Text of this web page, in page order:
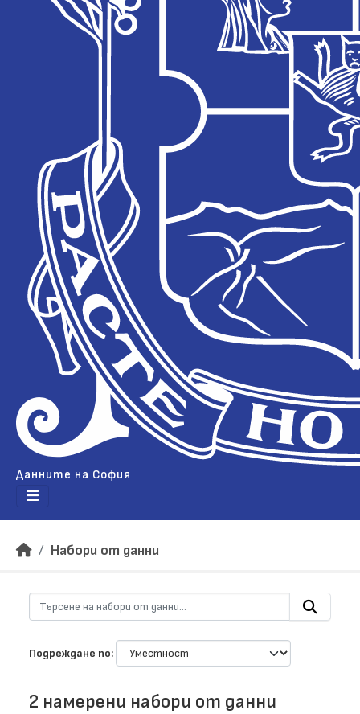
Данните на София
Набори от данни
Подреждане по
2 намерени набори от данни